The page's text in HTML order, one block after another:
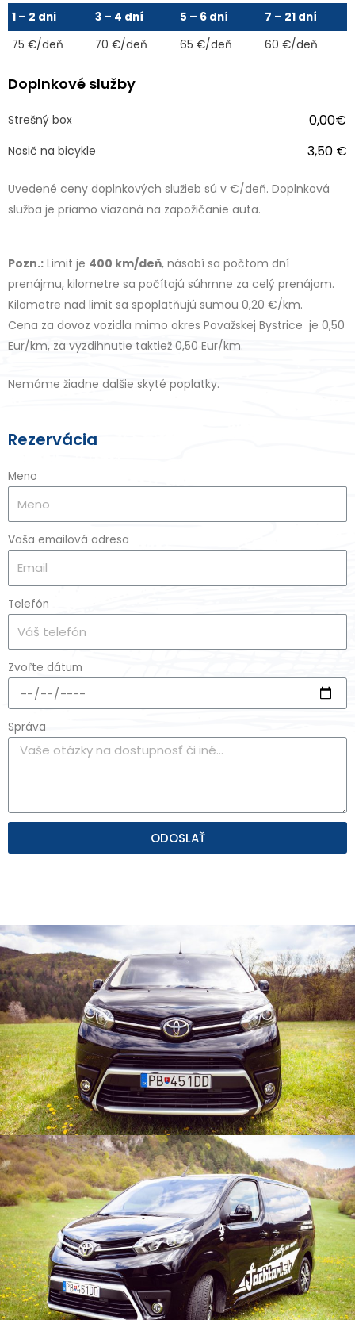
1 – 2 dni 3 – 4 dní 5 – 6 dní
7 – 21 dní
75 €/deň
70 €/deň 65 €/deň 60 €/deň
Doplnkové služby
Strešný box 0,00€
Nosič na bicykle 3,50 €
Uvedené ceny doplnkových služieb sú v €/deň. Doplnková
služba je priamo viazaná na zapožičanie auta.
Pozn.: Limit je 400 km/deň, násobí sa počtom dní
prenájmu, kilometre sa počítajú súhrnne za celý prenájom.
Kilometre nad limit sa spoplatňujú sumou 0,20 €/km.
Cena za dovoz vozidla mimo okres Považskej Bystrice je 0,50
Eur/km, za vyzdihnutie taktiež 0,50 Eur/km.
Nemáme žiadne dalšie skyté poplatky.
Rezervácia
Meno
Vaša emailová adresa
Telefón
Zvoľte dátum
Správa
ODOSLAŤ